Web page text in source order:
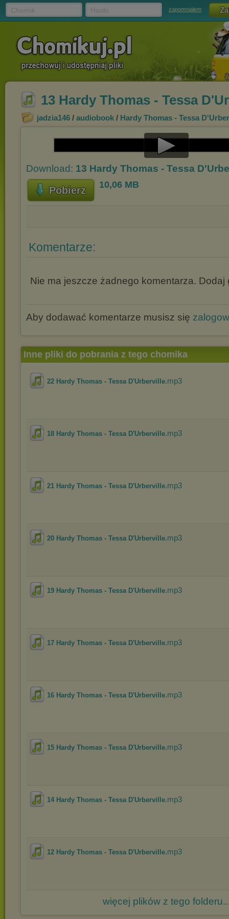
zapomniałem
13 Hardy Thomas - Tessa
jadzia146 / audiobook / Hardy Thomas - Tessa
Play
Download: 13 Hardy Thomas - Tessa
Pobierz 10,06 MB
Komentarze:
Nie ma jeszcze żadnego komentarza. Dodaj
Aby dodawać komentarze musisz się
Inne pliki do pobrania z tego chomika
22 Hardy Thomas - Tessa D'Urberville.mp3
18 Hardy Thomas - Tessa D'Urberville.mp3
21 Hardy Thomas - Tessa D'Urberville.mp3
20 Hardy Thomas - Tessa D'Urberville.mp3
19 Hardy Thomas - Tessa D'Urberville.mp3
17 Hardy Thomas - Tessa D'Urberville.mp3
16 Hardy Thomas - Tessa D'Urberville.mp3
15 Hardy Thomas - Tessa D'Urberville.mp3
14 Hardy Thomas - Tessa D'Urberville.mp3
12 Hardy Thomas - Tessa D'Urberville.mp3
więcej plików z tego